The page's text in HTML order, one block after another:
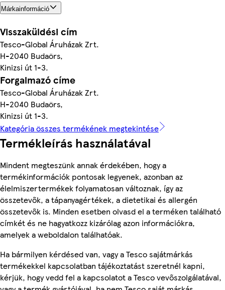
Márkainformáció
Visszaküldési cím
Tesco-Global Áruházak Zrt.
H-2040 Budaörs,
Kinizsi út 1-3.
Forgalmazó címe
Tesco-Global Áruházak Zrt.
H-2040 Budaörs,
Kinizsi út 1-3.
Kategória összes termékének megtekintése
Termékleírás használatával
Mindent megteszünk annak érdekében, hogy a
termékinformációk pontosak legyenek, azonban az
élelmiszertermékek folyamatosan változnak, így az
összetevők, a tápanyagértékek, a dietetikai és allergén
összetevők is. Minden esetben olvasd el a terméken található
címkét és ne hagyatkozz kizárólag azon információkra,
amelyek a weboldalon találhatóak.
Ha bármilyen kérdésed van, vagy a Tesco sajátmárkás
termékekkel kapcsolatban tájékoztatást szeretnél kapni,
kérjük, hogy vedd fel a kapcsolatot a Tesco vevőszolgálatával,